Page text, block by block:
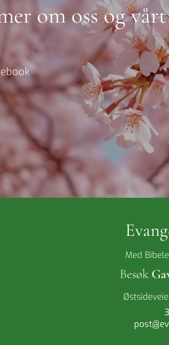
om oss og vårt
Med
Besøk